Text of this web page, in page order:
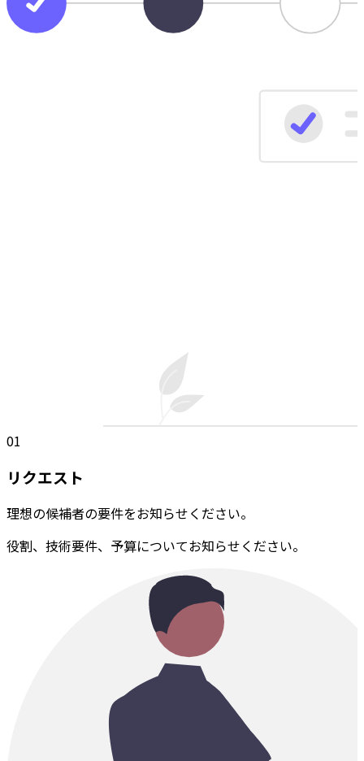
01
リクエスト
理想の候補者の要件をお知らせください。
役割、技術要件、予算についてお知らせください。